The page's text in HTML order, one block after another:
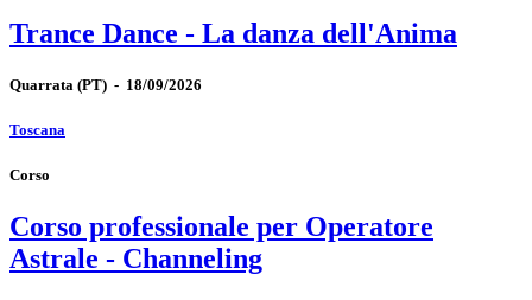
Trance Dance - La danza dell'Anima
Quarrata (PT) - 18/09/2026
Toscana
Corso
Corso professionale per Operatore
Astrale - Channeling